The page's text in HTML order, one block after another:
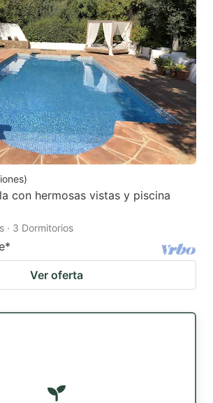
)
con hermosas vistas y piscina
· 3 Dormitorios
*
Ver oferta